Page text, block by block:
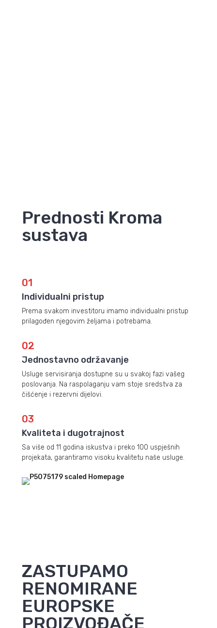
Prednosti Kroma
sustava
01
Individualni pristup
Prema svakom investitoru imamo individualni pristup
prilagođen njegovim željama i potrebama.
02
Jednostavno održavanje
Usluge servisiranja dostupne su u svakoj fazi vašeg
poslovanja. Na raspolaganju vam stoje sredstva za
čišćenje i rezervni dijelovi.
03
Kvaliteta i dugotrajnost
Sa više od 11 godina iskustva i preko 100 uspješnih
projekata, garantiramo visoku kvalitetu naše usluge.
ZASTUPAMO
RENOMIRANE
EUROPSKE
PROIZVOĐAČE